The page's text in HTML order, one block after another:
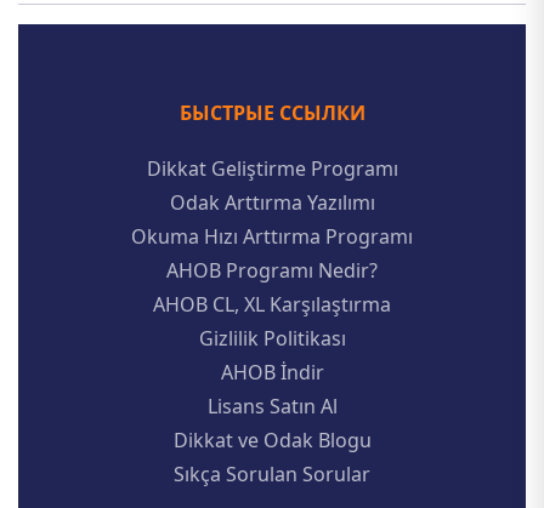
БЫСТРЫЕ ССЫЛКИ
Dikkat Geliştirme Programı
Odak Arttırma Yazılımı
Okuma Hızı Arttırma Programı
AHOB Programı Nedir?
AHOB CL, XL Karşılaştırma
Gizlilik Politikası
AHOB İndir
Lisans Satın Al
Dikkat ve Odak Blogu
Sıkça Sorulan Sorular